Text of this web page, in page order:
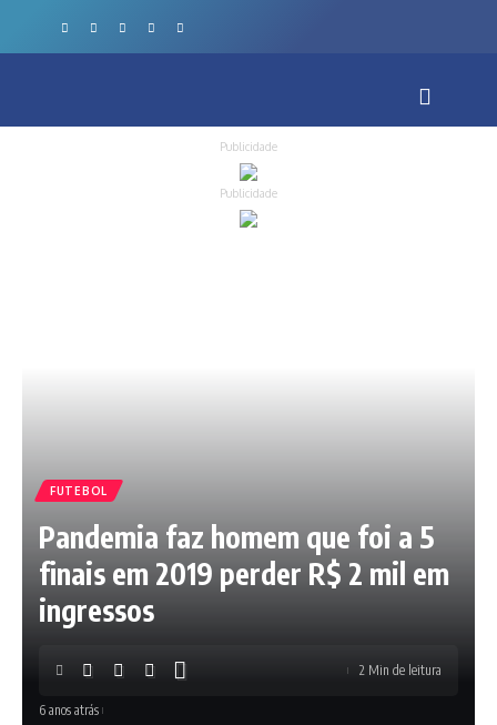
Publicidade
Publicidade
FUTEBOL
Pandemia faz homem que foi a 5
finais em 2019 perder R$ 2 mil em
ingressos
6 anos atrás
2 Min de leitura